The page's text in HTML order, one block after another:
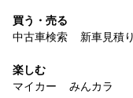
買う・売る
中古車検索
新車見積り
楽しむ
マイカー
みんカラ